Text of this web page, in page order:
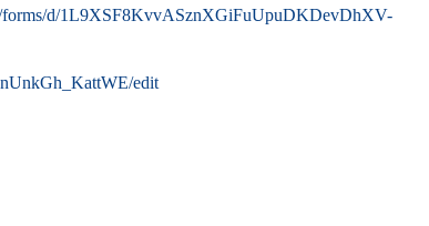
forms/d/1L9XSF8KvvASznXGiFuUpuDKDevDhXV-
edit